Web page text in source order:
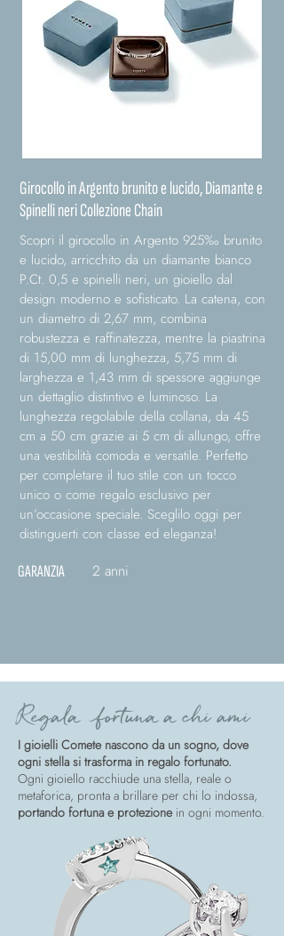
Girocollo in Argento brunito e lucido, Diamante e
Spinelli neri Collezione Chain
Scopri il girocollo in Argento 925‰ brunito
e lucido, arricchito da un diamante bianco
P.Ct. 0,5 e spinelli neri, un gioiello dal
design moderno e sofisticato. La catena, con
un diametro di 2,67 mm, combina
robustezza e raffinatezza, mentre la piastrina
di 15,00 mm di lunghezza, 5,75 mm di
larghezza e 1,43 mm di spessore aggiunge
un dettaglio distintivo e luminoso. La
lunghezza regolabile della collana, da 45
cm a 50 cm grazie ai 5 cm di allungo, offre
una vestibilità comoda e versatile. Perfetto
per completare il tuo stile con un tocco
unico o come regalo esclusivo per
un’occasione speciale. Sceglilo oggi per
distinguerti con classe ed eleganza!
GARANZIA 2 anni
Regala fortuna a chi ami
I gioielli Comete nascono da un sogno, dove
ogni stella si trasforma in regalo fortunato.
Ogni gioiello racchiude una stella, reale o
metaforica, pronta a brillare per chi lo indossa,
portando fortuna e protezione in ogni momento.